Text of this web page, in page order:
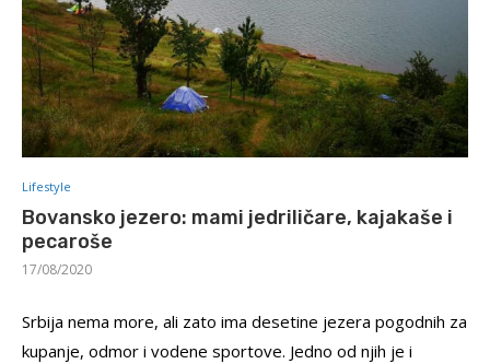
Lifestyle
Bovansko jezero: mami jedriličare, kajakaše i
pecaroše
17/08/2020
Srbija nema more, ali zato ima desetine jezera pogodnih za
kupanje, odmor i vodene sportove. Jedno od njih je i